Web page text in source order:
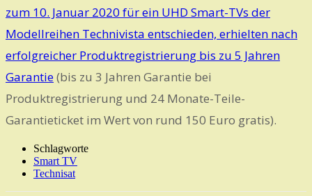
zum 10. Januar 2020 für ein UHD Smart-TVs der
Modellreihen Technivista entschieden, erhielten nach
erfolgreicher Produktregistrierung bis zu 5 Jahren
Garantie(bis zu 3 Jahren Garantie bei
Produktregistrierung und 24 Monate-Teile-
Garantieticket im Wert von rund 150 Euro gratis).
Schlagworte
Smart TV
Technisat